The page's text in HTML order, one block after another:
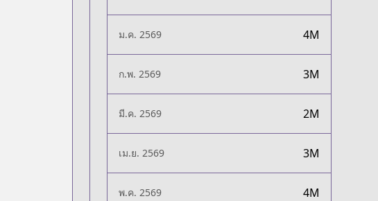
ม.ค. 2569 4M
ก.พ. 2569 3M
มี.ค. 2569 2M
เม.ย. 2569 3M
พ.ค. 2569 4M